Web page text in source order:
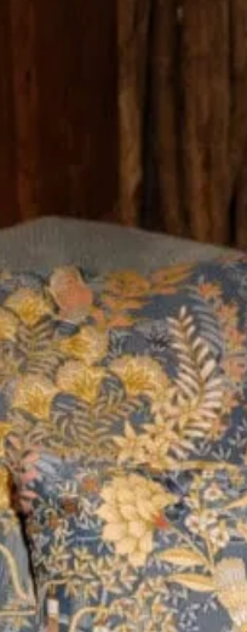
en sfeervol interieur
woonstijl
huis een thuis. Met de
waarmee je